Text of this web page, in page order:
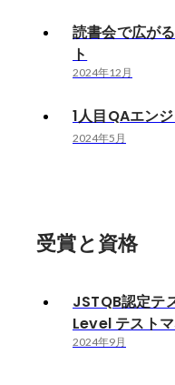
読書会で広が
ト
2024年12月
1人目QAエン
2024年5月
受賞と資格
JSTQB認定テ
Level テスト
2024年9月